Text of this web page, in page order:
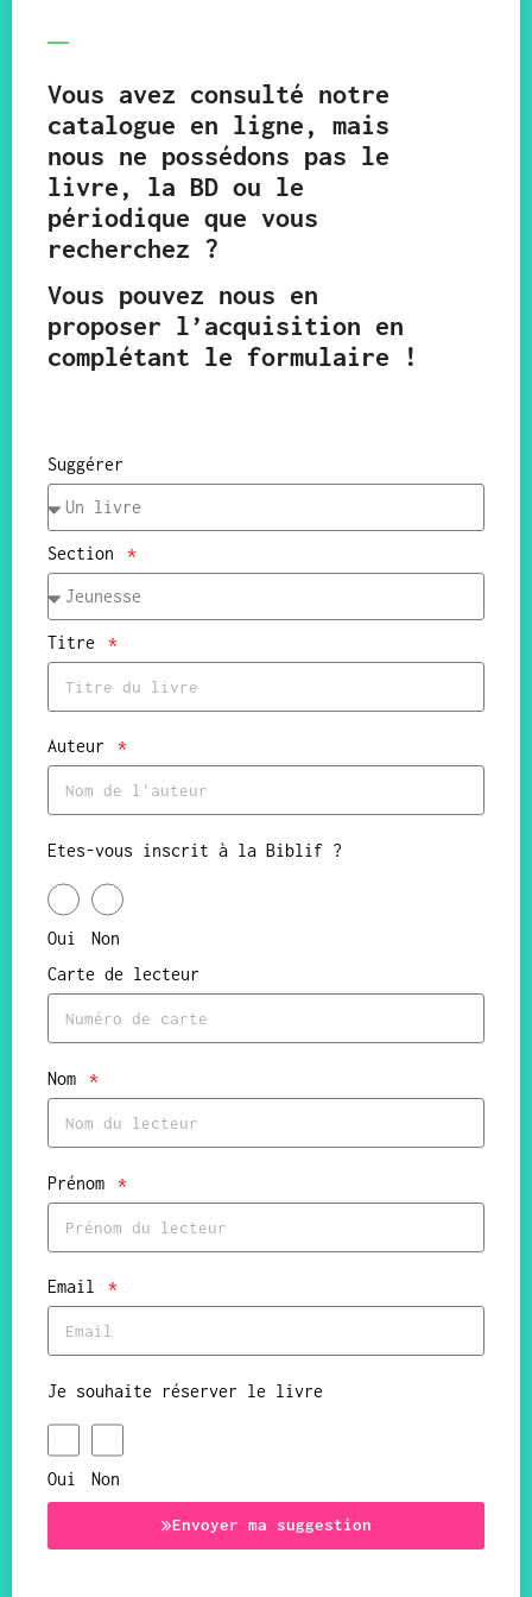
Vous avez consulté notre
catalogue en ligne, mais
nous ne possédons pas le
livre, la BD ou le
périodique que vous
recherchez ?
Vous pouvez nous en
proposer l’acquisition en
complétant le formulaire !
Suggérer
Section
Titre
Auteur
Etes-vous inscrit à la Biblif ?
Oui
Non
Carte de lecteur
Nom
Prénom
Email
Je souhaite réserver le livre
Oui Non
Envoyer ma suggestion